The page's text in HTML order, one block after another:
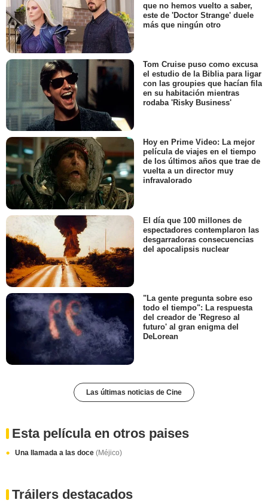
que no hemos vuelto a saber,
este de 'Doctor Strange' duele
más que ningún otro
Tom Cruise puso como excusa
el estudio de la Biblia para ligar
con las groupies que hacían fila
en su habitación mientras
rodaba 'Risky Business'
Hoy en Prime Video: La mejor
película de viajes en el tiempo
de los últimos años que trae de
vuelta a un director muy
infravalorado
El día que 100 millones de
espectadores contemplaron las
desgarradoras consecuencias
del apocalipsis nuclear
"La gente pregunta sobre eso
todo el tiempo": La respuesta
del creador de 'Regreso al
futuro' al gran enigma del
DeLorean
Las últimas noticias de Cine
Esta película en otros paises
Una llamada a las doce (Méjico)
Tráilers destacados